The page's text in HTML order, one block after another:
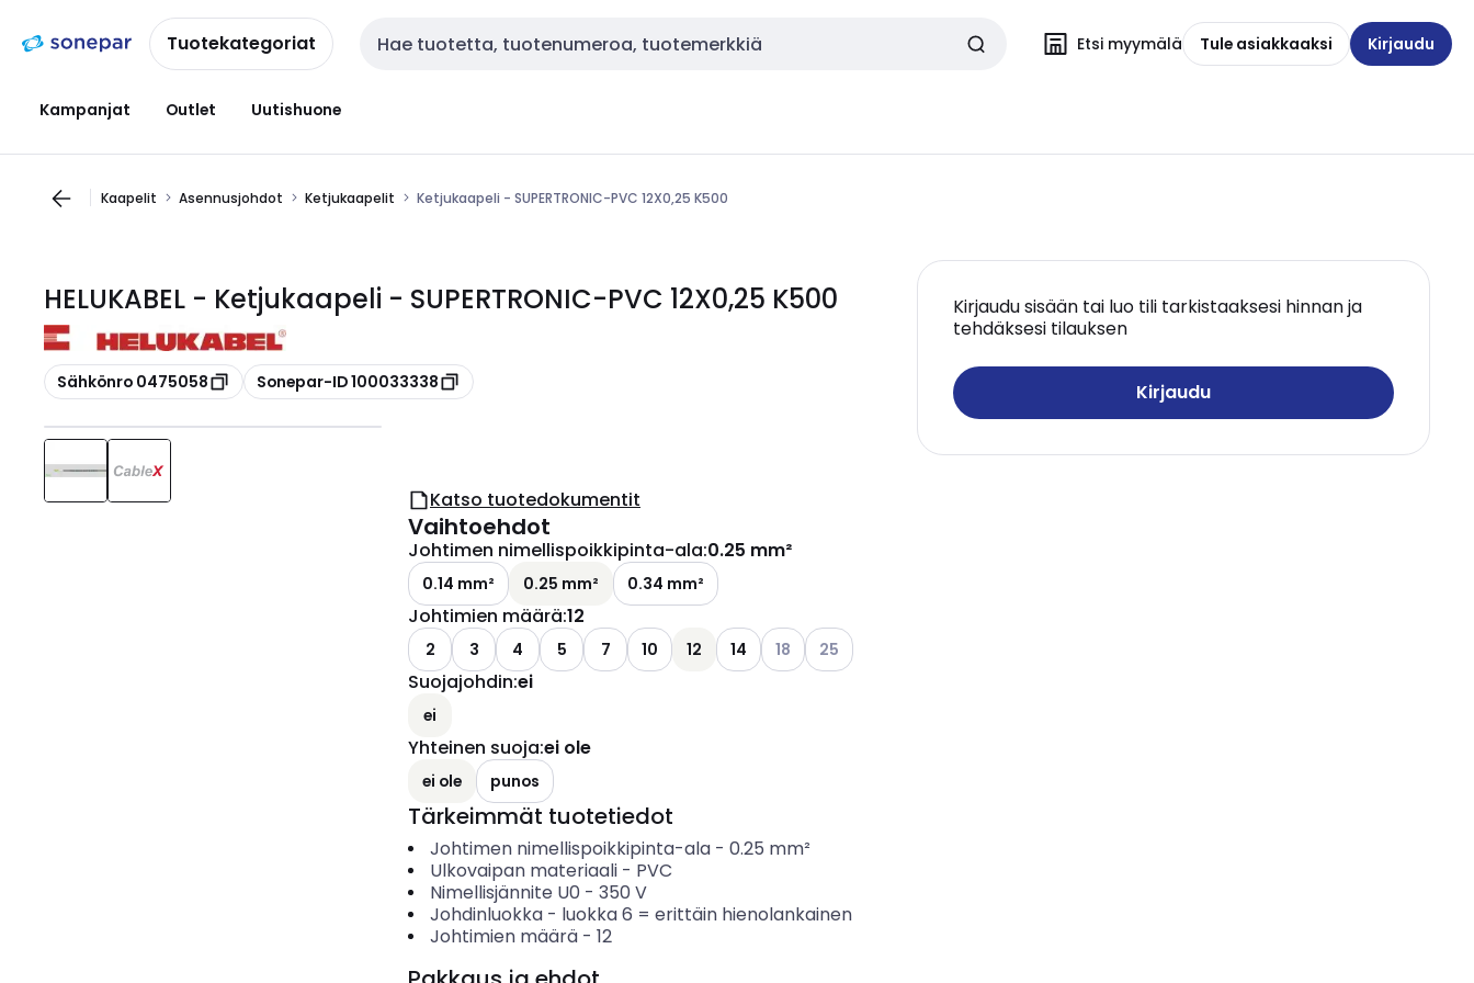
navigointiinsisältöönTuotekategoriat Haku Etsi myymälä Tule asiakkaaksi Kirjaudu
Kampanjat Outlet Uutishuone
Kaapelit Asennusjohdot Ketjukaapelit Ketjukaapeli - SUPERTRONIC-PVC 12X0,25 K500
HELUKABEL - Ketjukaapeli - SUPERTRONIC-PVC 12X0,25 K500
Kopioi
Sähkönro 0475058 Kopioi
Sonepar-ID 100033338
Kirjaudu sisään tai luo tili tarkistaaksesi hinnan ja
tehdäksesi tilauksen
Kirjaudu
Katso tuotedokumentit
Vaihtoehdot
Johtimen nimellispoikkipinta-ala:0.25 mm²
0.14 mm² 0.25 mm² 0.34 mm²
Johtimien määrä:12
2 3 4 5 7 10 12 14 Katso käytettävissä olevat vaihtoehdot
18 Katso käytettävissä olevat vaihtoehdot
25
Suojajohdin:ei
ei
Yhteinen suoja:ei ole
ei ole punos
Tärkeimmät tuotetiedot
Johtimen nimellispoikkipinta-ala- 0.25 mm²
Ulkovaipan materiaali- PVC
Nimellisjännite U0 - 350 V
Johdinluokka- luokka 6 = erittäin hienolankainen
Johtimien määrä- 12